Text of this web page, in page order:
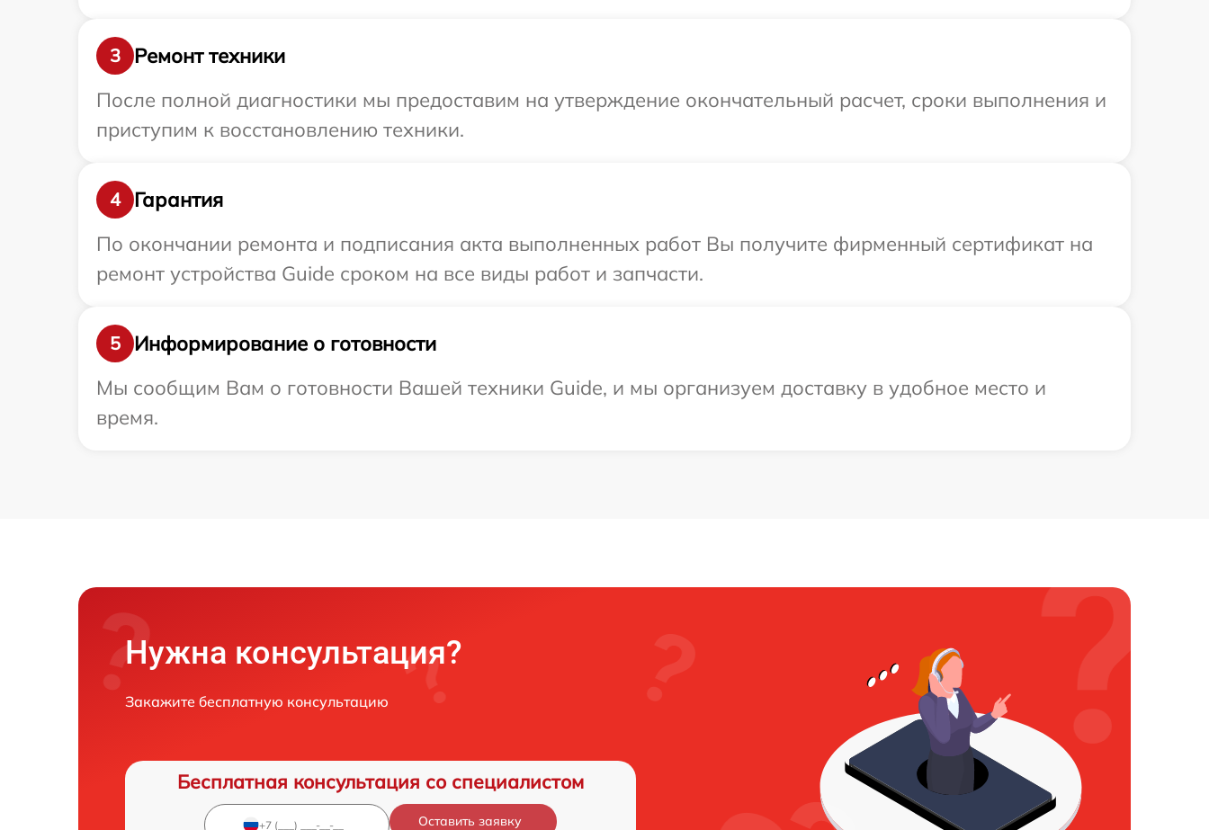
3
Ремонт техники
После полной диагностики мы предоставим на утверждение окончательный расчет, сроки выполнения и
приступим к восстановлению техники.
4
Гарантия
По окончании ремонта и подписания акта выполненных работ Вы получите фирменный сертификат на
ремонт устройства Guide сроком на все виды работ и запчасти.
5
Информирование о готовности
Мы сообщим Вам о готовности Вашей техники Guide, и мы организуем доставку в удобное место и
время.
Нужна консультация?
Закажите бесплатную консультацию
Бесплатная консультация со специалистом
Оставить заявку